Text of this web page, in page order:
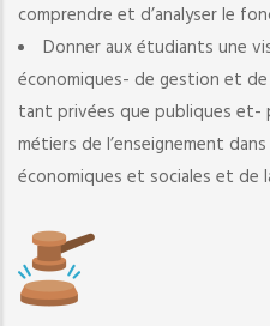
comprendre et d’analyser le
Donner aux étudiants une
économiques- de gestion et
tant privées que publiques et-
métiers de l’enseignement
économiques et sociales et de